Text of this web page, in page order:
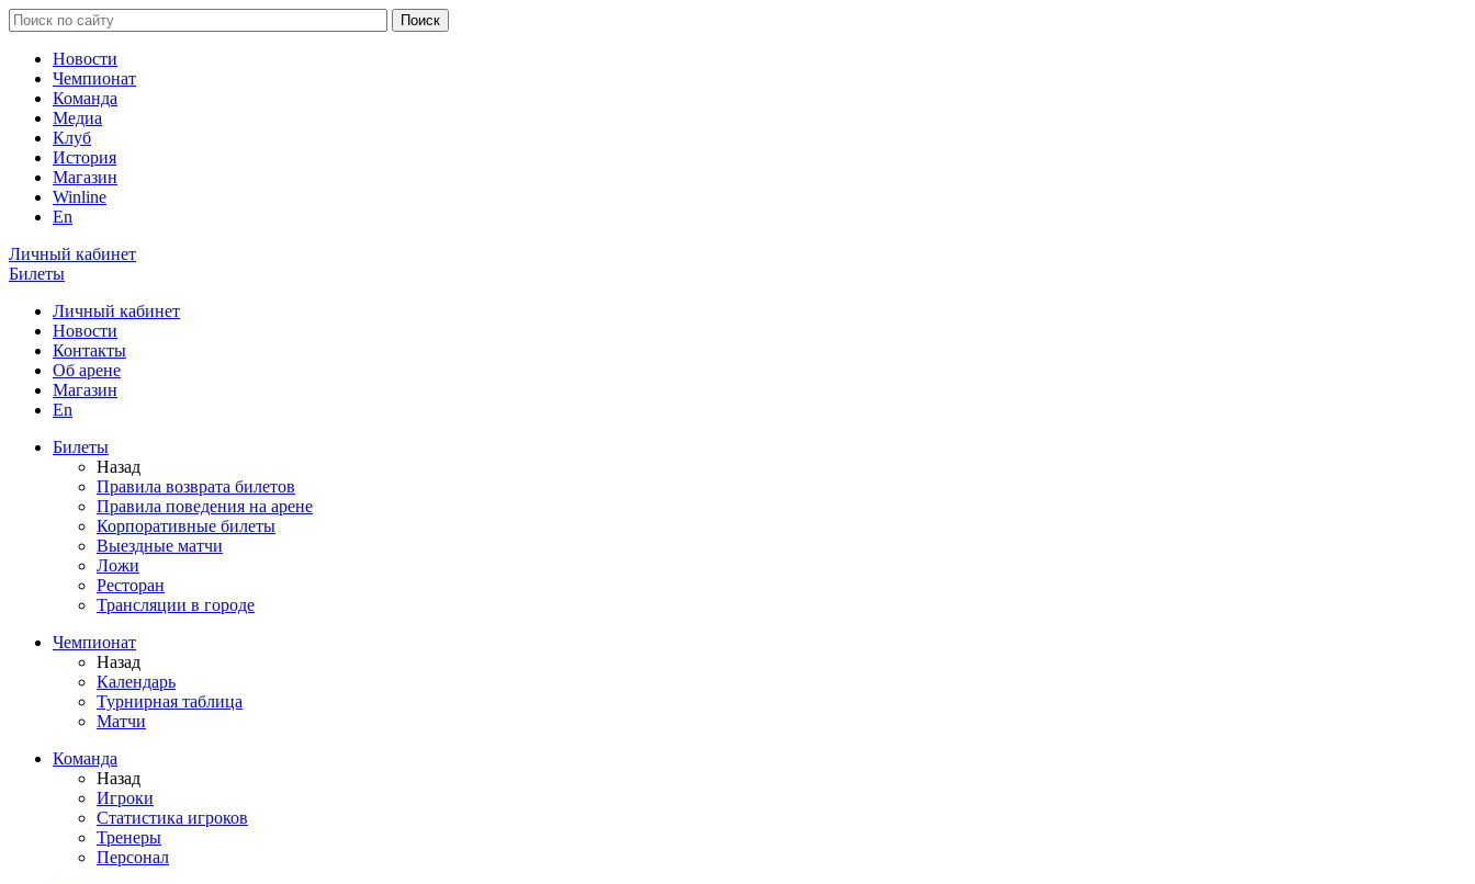
Новости
Чемпионат
Команда
Медиа
Клуб
История
Магазин
Winline
En
Личный кабинет
Билеты
Личный кабинет
Новости
Контакты
Об арене
Магазин
En
Билеты
Назад
Правила возврата билетов
Правила поведения на арене
Корпоративные билеты
Выездные матчи
Ложи
Ресторан
Трансляции в городе
Чемпионат
Назад
Календарь
Турнирная таблица
Матчи
Команда
Назад
Игроки
Статистика игроков
Тренеры
Персонал